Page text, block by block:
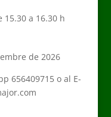
15.30 a 16.30 h
de 2026
656409715 o al E-